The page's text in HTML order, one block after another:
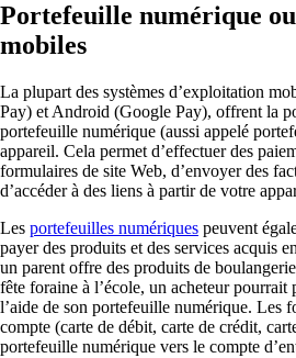
Portefeuille numérique
mobiles
La plupart des systèmes d’exploitation
Pay) et Android (Google Pay), offrent la
portefeuille numérique (aussi appelé
appareil. Cela permet d’effectuer des
formulaires de site Web, d’envoyer des
d’accéder à des liens à partir de votre
Les portefeuilles numériques peuvent
payer des produits et des services acquis
un parent offre des produits de
fête foraine à l’école, un acheteur pourrait
l’aide de son portefeuille numérique. Les
compte (carte de débit, carte de crédit,
portefeuille numérique vers le compte